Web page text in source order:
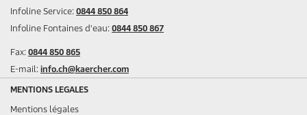
Infoline Service: 0844 850 864
Infoline Fontaines d'eau: 0844 850 867
Fax: 0844 850 865
E-mail: info.ch@kaercher.com
MENTIONS LEGALES
Mentions légales